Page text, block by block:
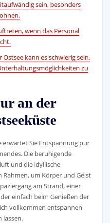
sein, besonders
wenn das Personal
kann es schwierig sein,
zu
an der
erwartet Sie Entspannung pur
Die beruhigende
und die idyllische
Rahmen, um Körper und Geist
am Strand, einer
einfach beim Genießen der
vollkommen entspannen
lassen.